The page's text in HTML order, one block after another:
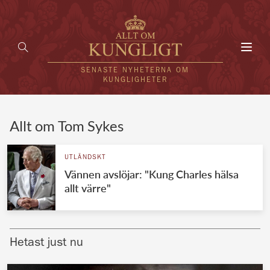
SENASTE NYHETERNA OM
KUNGLIGHETER
UTLÄNDSKT
VÄRLDENS KUNGAHUS
Brittiska kungahuset
Allt om Tom Sykes
UTLÄNDSKT
Vännen avslöjar: "Kung Charles hälsa
allt värre"
Hetast just nu